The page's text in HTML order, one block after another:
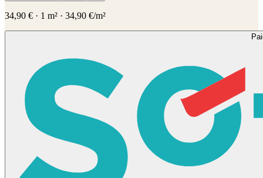
34,90 € · 1 m² · 34,90 €/m²